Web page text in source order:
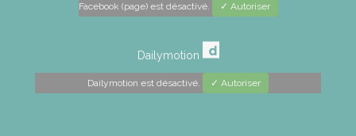
Facebook (page) est désactivé. ✓ Autoriser
Dailymotion
Dailymotion est désactivé. ✓ Autoriser